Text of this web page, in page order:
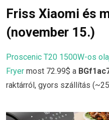
Friss Xiaomi és
(november 15.)
Proscenic T20 1500W-os
Fryer most 72.99$ a
raktárról, gyors szállítás